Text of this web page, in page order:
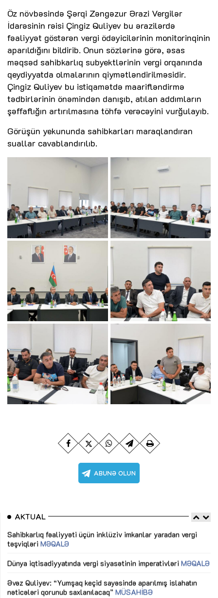
Öz növbəsində Şərqi Zəngəzur Ərazi Vergilər
İdarəsinin rəisi Çingiz Quliyev bu ərazilərdə
fəaliyyət göstərən vergi ödəyicilərinin monitorinqinin
aparıldığını bildirib. Onun sözlərinə görə, əsas
məqsəd sahibkarlıq subyektlərinin vergi orqanında
qeydiyyatda olmalarının qiymətləndirilməsidir.
Çingiz Quliyev bu istiqamətdə maarifləndirmə
tədbirlərinin önəmindən danışıb, atılan addımların
şəffaflığın artırılmasına töhfə verəcəyini vurğulayıb.
Görüşün yekununda sahibkarları maraqlandıran
suallar cavablandırılıb.
AKTUAL
Sahibkarlıq fəaliyyəti üçün inklüziv imkanlar yaradan vergi
təşviqləri MƏQALƏ
Dünya iqtisadiyyatında vergi siyasətinin imperativləri MƏQALƏ
Əvəz Quliyev: “Yumşaq keçid sayəsində aparılmış islahatın
nəticələri qorunub saxlanılacaq” MÜSAHİBƏ